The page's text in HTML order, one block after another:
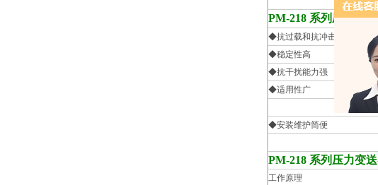
PM-218 系列压力变
◆抗过载和抗冲击能力强
◆稳定性高 每年优
◆抗干扰能力强
◆适用性广 产品具有
材料，可适应
◆安装维护简便 产品结
安装
PM-218 系列压力变
工作原理